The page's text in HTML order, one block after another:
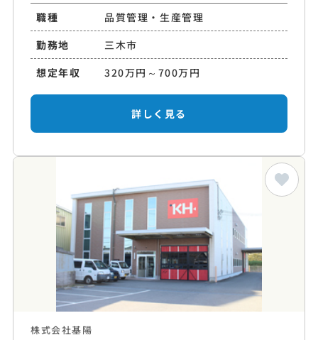
職種
品質管理・生産管理
勤務地
三木市
想定年収
320万円～700万円
詳しく見る
株式会社基陽